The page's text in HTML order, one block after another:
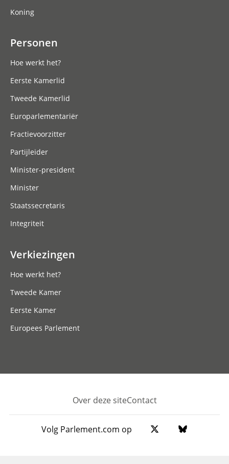
Koning
Personen
Hoe werkt het?
Eerste Kamerlid
Tweede Kamerlid
Europarlementariër
Fractievoorzitter
Partijleider
Minister-president
Minister
Staatssecretaris
Integriteit
Verkiezingen
Hoe werkt het?
Tweede Kamer
Eerste Kamer
Europees Parlement
Footer
Over deze siteContact
Volg Parlement.com op